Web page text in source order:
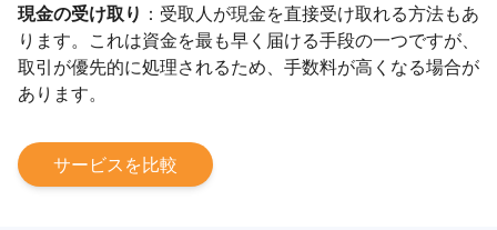
現金の受け取り ：受取人が現金を直接受け取れる方法もあ
ります。これは資金を最も早く届ける手段の一つですが、
取引が優先的に処理されるため、手数料が高くなる場合が
あります。
サービスを比較